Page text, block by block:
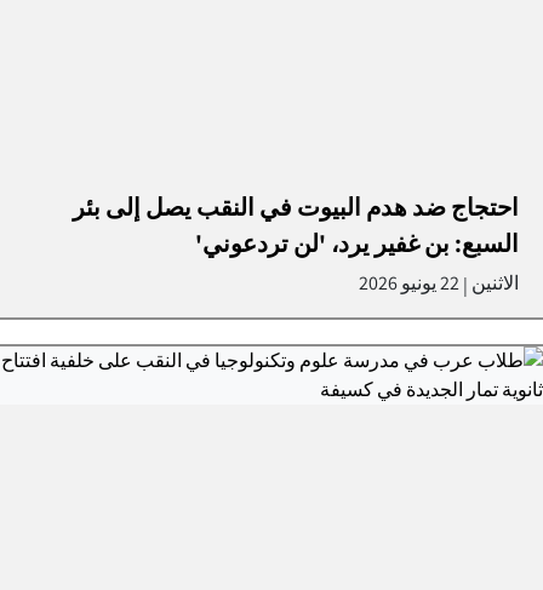
احتجاج ضد هدم البيوت في النقب يصل إلى بئر
السبع: بن غفير يرد، 'لن تردعوني'
الاثنين |22 يونيو 2026